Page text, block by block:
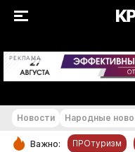
РЕКЛАМА
Новости Народные
Важно: ПРОтуризм